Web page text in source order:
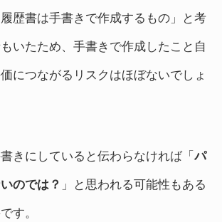
歴書は手書きで作成するもの」と考
いたため、手書きで作成したこと自
につながるリスクはほぼないでしょ
きにしていると伝わらなければ「パ
のでは？ 」と思われる可能性もある
す。